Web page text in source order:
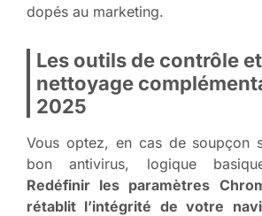
dopés au marketing.
Les outils de contrôle
nettoyage
2025
Vous optez, en cas de soupçon
bon antivirus, logique
Redéfinir les paramètres
rétablit l’intégrité de votre